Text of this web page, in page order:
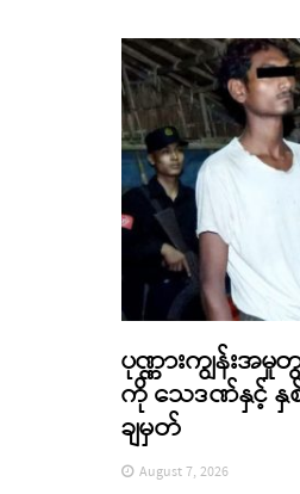
ပုဏ္ဏားကျွန်းအ
ကို သေဒဏ်နှင့် နှ
ချမှတ်
August 7, 2026